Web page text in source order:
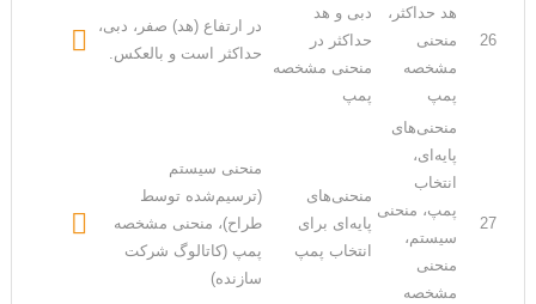
26
هد حداکثر،
منحنی
مشخصه
پمپ
دبی و هد
حداکثر در
منحنی مشخصه
پمپ
در ارتفاع (هد) صفر، دبی،
حداکثر است و بالعکس.

27
منحنی‌های
پایه‌ای،
انتخاب
پمپ، منحنی
سیستم،
منحنی
مشخصه
منحنی‌های
پایه‌ای برای
انتخاب پمپ
منحنی سیستم
(ترسیم‌شده توسط
طراح)، منحنی مشخصه
پمپ (کاتالوگ شرکت
سازنده)
